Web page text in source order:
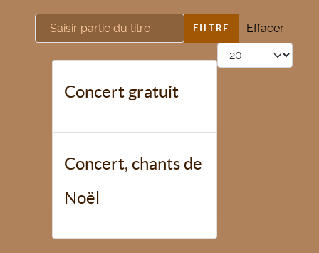
Saisir partie du titre FILTRE
Effacer
Afficher #
Concert gratuit
Concert, chants de
Noël